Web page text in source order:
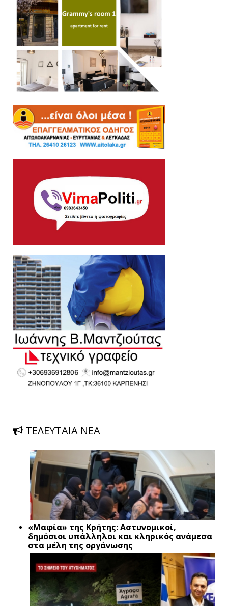
ΤΕΛΕΥΤΑΙΑ ΝΕΑ
«Μαφία» της Κρήτης: Αστυνομικοί,
δημόσιοι υπάλληλοι και κληρικός ανάμεσα
στα μέλη της οργάνωσης